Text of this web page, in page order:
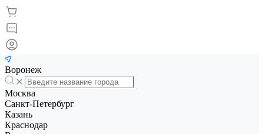
Воронеж
Москва
Санкт-Петербург
Казань
Краснодар